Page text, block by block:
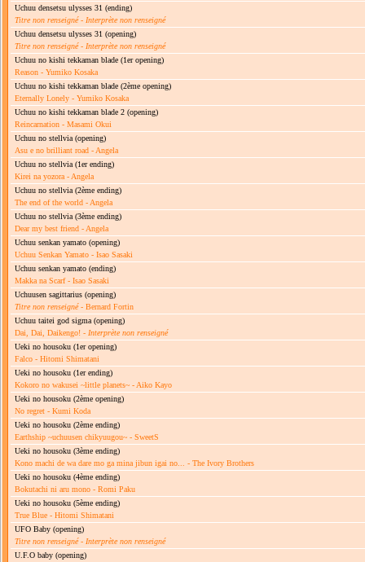
Uchuu densetsu ulysses 31 (ending)
Titre non renseigné- Interprète non renseigné
Uchuu densetsu ulysses 31 (opening)
Titre non renseigné- Interprète non renseigné
Uchuu no kishi tekkaman blade (1er opening)
Reason - Yumiko Kosaka
Uchuu no kishi tekkaman blade (2ème opening)
Eternally Lonely - Yumiko Kosaka
Uchuu no kishi tekkaman blade 2 (opening)
Reincarnation - Masami Okui
Uchuu no stellvia (opening)
Asu e no brilliant road - Angela
Uchuu no stellvia (1er ending)
Kirei na yozora - Angela
Uchuu no stellvia (2ème ending)
The end of the world - Angela
Uchuu no stellvia (3ème ending)
Dear my best friend - Angela
Uchuu senkan yamato (opening)
Uchuu Senkan Yamato - Isao Sasaki
Uchuu senkan yamato (ending)
Makka na Scarf - Isao Sasaki
Uchuusen sagittarius (opening)
Titre non renseigné- Bernard Fortin
Uchuu taitei god sigma (opening)
Dai, Dai, Daikengo! - Interprète non renseigné
Ueki no housoku (1er opening)
Falco - Hitomi Shimatani
Ueki no housoku (1er ending)
Kokoro no wakusei ~little planets~ - Aiko Kayo
Ueki no housoku (2ème opening)
No regret - Kumi Koda
Ueki no housoku (2ème ending)
Earthship ~uchuusen chikyuugou~ - SweetS
Ueki no housoku (3ème ending)
Kono machi de wa dare mo ga mina jibun igai no... - The Ivory Brothers
Ueki no housoku (4ème ending)
Bokutachi ni aru mono - Romi Paku
Ueki no housoku (5ème ending)
True Blue - Hitomi Shimatani
UFO Baby (opening)
Titre non renseigné- Interprète non renseigné
U.F.O baby (opening)